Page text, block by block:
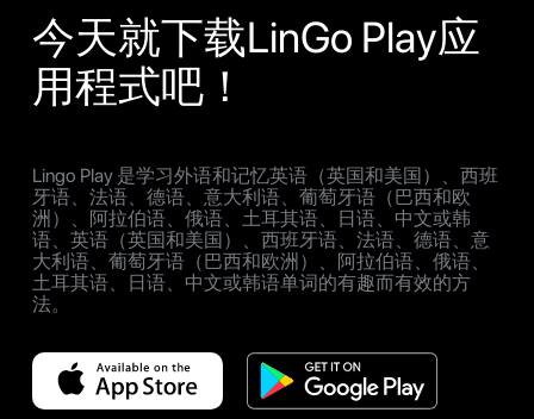
今天就下载LinGo Play应
用程式吧！
Lingo Play 是学习外语和记忆英语（英国和美国）、西班
牙语、法语、德语、意大利语、葡萄牙语（巴西和欧
洲）、阿拉伯语、俄语、土耳其语、日语、中文或韩
语、英语（英国和美国）、西班牙语、法语、德语、意
大利语、葡萄牙语（巴西和欧洲）、阿拉伯语、俄语、
土耳其语、日语、中文或韩语单词的有趣而有效的方
法。